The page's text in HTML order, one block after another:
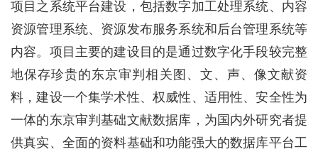
项目之系统平台建设，包括数字加工处理系统、内容
资源管理系统、资源发布服务系统和后台管理系统等
内容。项目主要的建设目的是通过数字化手段较完整
地保存珍贵的东京审判相关图、文、声、像文献资
料，建设一个集学术性、权威性、适用性、安全性为
一体的东京审判基础文献数据库，为国内外研究者提
供真实、全面的资料基础和功能强大的数据库平台工